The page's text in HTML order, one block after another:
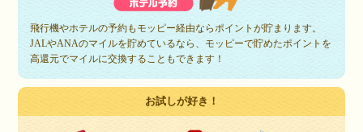
飛行機やホテルの予約もモッピー経由ならポイントが貯まります。
JALやANAのマイルを貯めているなら、モッピーで貯めたポイントを
高還元でマイルに交換することもできます！
お試しが好き！